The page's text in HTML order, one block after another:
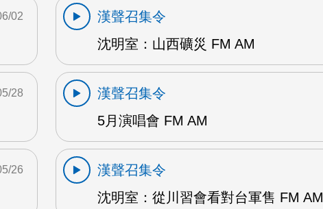
02
漢聲召集令
沈明室：山西礦災 FM AM
28
漢聲召集令
5月演唱會 FM AM
26
漢聲召集令
沈明室：從川習會看對台軍售 FM AM